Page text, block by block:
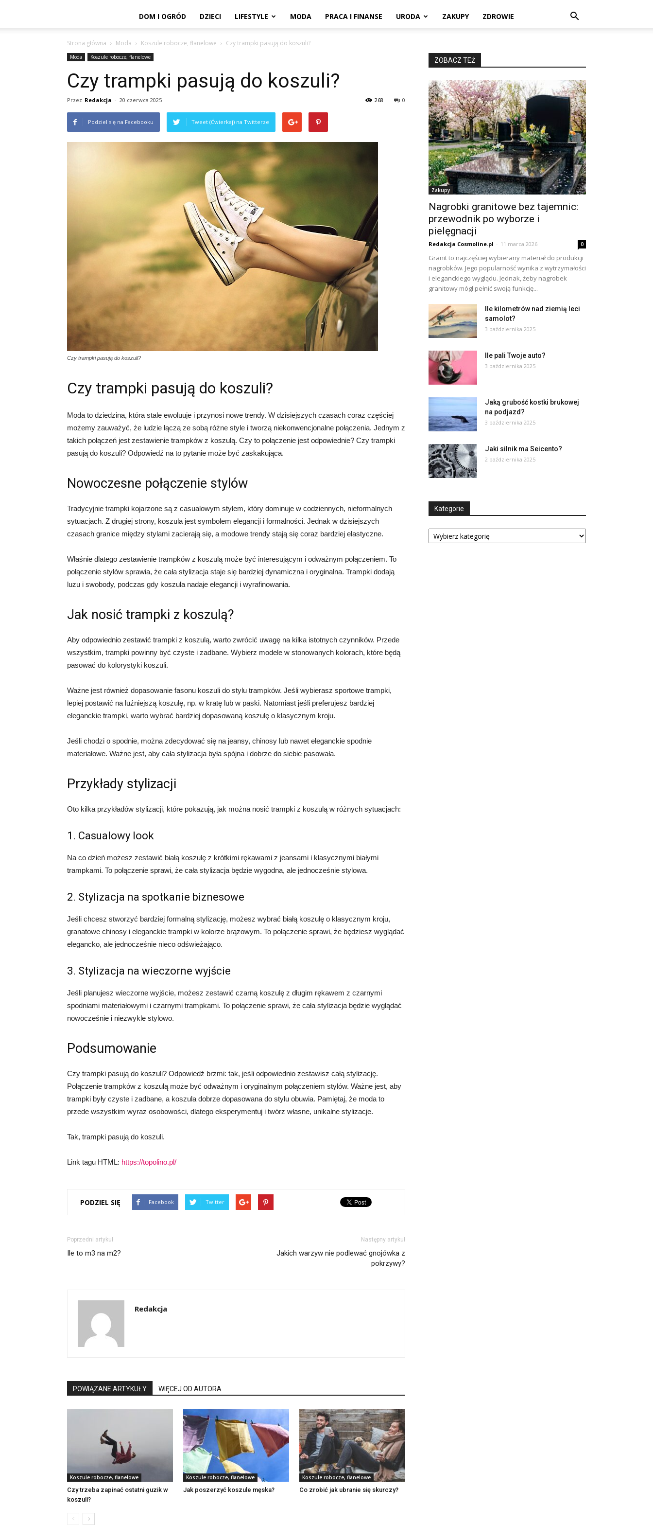
DOM I OGRÓD DZIECI LIFESTYLE MODA PRACA I FINANSE URODA ZAKUPY ZDROWIE
Strona główna Moda Koszule robocze, flanelowe Czy trampki pasują do koszuli?
Moda Koszule robocze, flanelowe
Czy trampki pasują do koszuli?
Przez Redakcja - 20 czerwca 2025 0
268
Podziel się na Facebooku Tweet (Ćwierkaj) na Twitterze
Czy trampki pasują do koszuli?
Czy trampki pasują do koszuli?
Moda to dziedzina, która stale ewoluuje i przynosi nowe trendy. W dzisiejszych czasach coraz częściej
możemy zauważyć, że ludzie łączą ze sobą różne style i tworzą niekonwencjonalne połączenia. Jednym z
takich połączeń jest zestawienie trampków z koszulą. Czy to połączenie jest odpowiednie? Czy trampki
pasują do koszuli? Odpowiedź na to pytanie może być zaskakująca.
Nowoczesne połączenie stylów
Tradycyjnie trampki kojarzone są z casualowym stylem, który dominuje w codziennych, nieformalnych
sytuacjach. Z drugiej strony, koszula jest symbolem elegancji i formalności. Jednak w dzisiejszych
czasach granice między stylami zacierają się, a modowe trendy stają się coraz bardziej elastyczne.
Właśnie dlatego zestawienie trampków z koszulą może być interesującym i odważnym połączeniem. To
połączenie stylów sprawia, że cała stylizacja staje się bardziej dynamiczna i oryginalna. Trampki dodają
luzu i swobody, podczas gdy koszula nadaje elegancji i wyrafinowania.
Jak nosić trampki z koszulą?
Aby odpowiednio zestawić trampki z koszulą, warto zwrócić uwagę na kilka istotnych czynników. Przede
wszystkim, trampki powinny być czyste i zadbane. Wybierz modele w stonowanych kolorach, które będą
pasować do kolorystyki koszuli.
Ważne jest również dopasowanie fasonu koszuli do stylu trampków. Jeśli wybierasz sportowe trampki,
lepiej postawić na luźniejszą koszulę, np. w kratę lub w paski. Natomiast jeśli preferujesz bardziej
eleganckie trampki, warto wybrać bardziej dopasowaną koszulę o klasycznym kroju.
Jeśli chodzi o spodnie, można zdecydować się na jeansy, chinosy lub nawet eleganckie spodnie
materiałowe. Ważne jest, aby cała stylizacja była spójna i dobrze do siebie pasowała.
Przykłady stylizacji
Oto kilka przykładów stylizacji, które pokazują, jak można nosić trampki z koszulą w różnych sytuacjach:
1. Casualowy look
Na co dzień możesz zestawić białą koszulę z krótkimi rękawami z jeansami i klasycznymi białymi
trampkami. To połączenie sprawi, że cała stylizacja będzie wygodna, ale jednocześnie stylowa.
2. Stylizacja na spotkanie biznesowe
Jeśli chcesz stworzyć bardziej formalną stylizację, możesz wybrać białą koszulę o klasycznym kroju,
granatowe chinosy i eleganckie trampki w kolorze brązowym. To połączenie sprawi, że będziesz wyglądać
elegancko, ale jednocześnie nieco odświeżająco.
3. Stylizacja na wieczorne wyjście
Jeśli planujesz wieczorne wyjście, możesz zestawić czarną koszulę z długim rękawem z czarnymi
spodniami materiałowymi i czarnymi trampkami. To połączenie sprawi, że cała stylizacja będzie wyglądać
nowocześnie i niezwykle stylowo.
Podsumowanie
Czy trampki pasują do koszuli? Odpowiedź brzmi: tak, jeśli odpowiednio zestawisz całą stylizację.
Połączenie trampków z koszulą może być odważnym i oryginalnym połączeniem stylów. Ważne jest, aby
trampki były czyste i zadbane, a koszula dobrze dopasowana do stylu obuwia. Pamiętaj, że moda to
przede wszystkim wyraz osobowości, dlatego eksperymentuj i twórz własne, unikalne stylizacje.
Tak, trampki pasują do koszuli.
Link tagu HTML: https://topolino.pl/
PODZIEL SIĘ Facebook Twitter
Poprzedni artykuł
Ile to m3 na m2?
Następny artykuł
Jakich warzyw nie podlewać gnojówka z
pokrzywy?
Redakcja
POWIĄZANE ARTYKUŁY WIĘCEJ OD AUTORA
Koszule robocze, flanelowe
Czy trzeba zapinać ostatni guzik w
koszuli?
Koszule robocze, flanelowe
Jak poszerzyć koszule męska?
Koszule robocze, flanelowe
Co zrobić jak ubranie się skurczy?
ZOBACZ TEŻ
Zakupy
Nagrobki granitowe bez tajemnic:
przewodnik po wyborze i
pielęgnacji
Redakcja Cosmoline.pl - 11 marca 2026 0
Granit to najczęściej wybierany materiał do produkcji
nagrobków. Jego popularność wynika z wytrzymałości
i eleganckiego wyglądu. Jednak, żeby nagrobek
granitowy mógł pełnić swoją funkcję...
Ile kilometrów nad ziemią leci
samolot?
3 października 2025
Ile pali Twoje auto?
3 października 2025
Jaką grubość kostki brukowej
na podjazd?
3 października 2025
Jaki silnik ma Seicento?
2 października 2025
Kategorie
Kategorie